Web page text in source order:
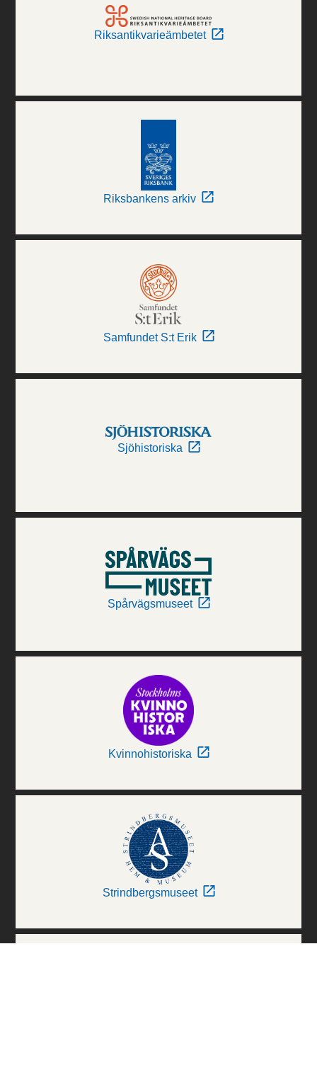
Riksantikvarieämbetet
Riksbankens arkiv
Samfundet S:t Erik
Sjöhistoriska
Spårvägsmuseet
Kvinnohistoriska
Strindbergsmuseet